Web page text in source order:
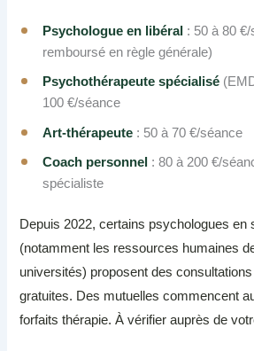
Psychologue en libéral : 50 à 80
remboursé en règle générale)
Psychothérapeute spécialisé
100 €/séance
Art-thérapeute : 50 à 70 €/séance
Coach personnel : 80 à 200 €/
spécialiste
Depuis 2022, certains psychologues en
(notamment les ressources humaines
universités) proposent des
gratuites. Des mutuelles commencent
forfaits thérapie. À vérifier auprès de